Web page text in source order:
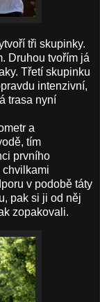
tři skupinky.
Druhou tvořím já
Třetí skupinku
intenzivní,
trasa nyní
a
tím
prvního
chvilkami
v podobě táty
pak si ji od něj
zopakovali.